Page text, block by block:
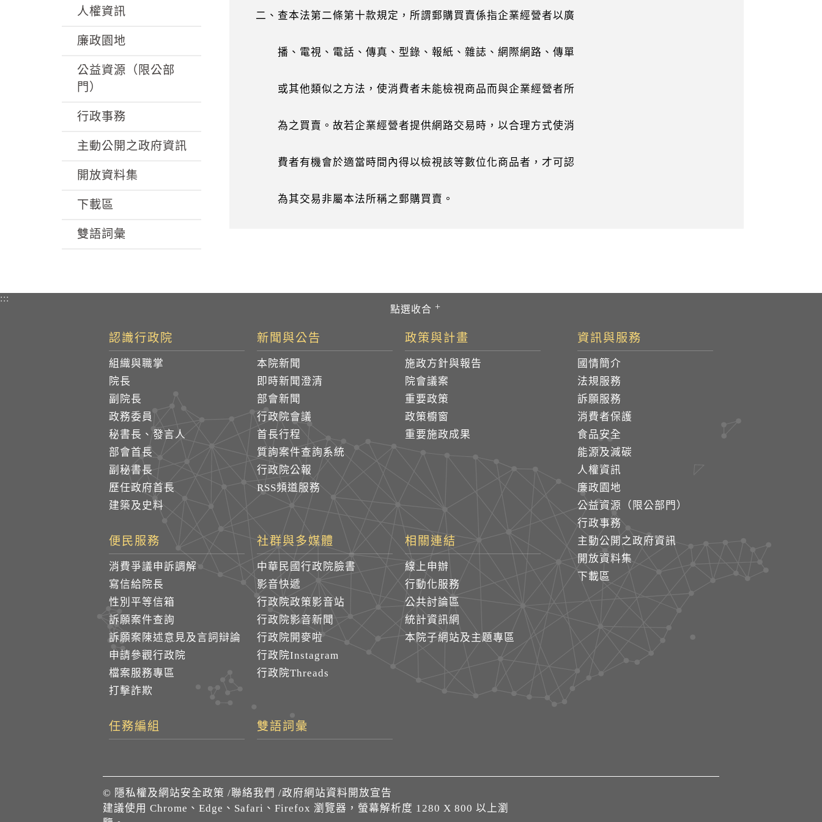
人權資訊
廉政園地
公益資源（限公部
門）
行政事務
主動公開之政府資訊
開放資料集
下載區
雙語詞彙
二、查本法第二條第十款規定，所謂郵購買賣係指企業經營者以廣
播、電視、電話、傳真、型錄、報紙、雜誌、網際網路、傳單
或其他類似之方法，使消費者未能檢視商品而與企業經營者所
為之買賣。故若企業經營者提供網路交易時，以合理方式使消
費者有機會於適當時間內得以檢視該等數位化商品者，才可認
為其交易非屬本法所稱之郵購買賣。
:::
認識行政院
組織與職掌
院長
副院長
政務委員
秘書長、發言人
部會首長
副秘書長
歷任政府首長
建築及史料
新聞與公告
本院新聞
即時新聞澄清
部會新聞
行政院會議
首長行程
質詢案件查詢系統
行政院公報
RSS頻道服務
政策與計畫
施政方針與報告
院會議案
重要政策
政策櫥窗
重要施政成果
資訊與服務
國情簡介
法規服務
訴願服務
消費者保護
食品安全
能源及減碳
人權資訊
廉政園地
公益資源（限公部門）
行政事務
主動公開之政府資訊
開放資料集
下載區
便民服務
消費爭議申訴調解
寫信給院長
性別平等信箱
訴願案件查詢
訴願案陳述意見及言詞辯論
申請參觀行政院
檔案服務專區
打擊詐欺
社群與多媒體
中華民國行政院臉書
影音快遞
行政院政策影音站
行政院影音新聞
行政院開麥啦
行政院Instagram
行政院Threads
相關連結
線上申辦
行動化服務
公共討論區
統計資訊網
本院子網站及主題專區
任務編組 雙語詞彙
© 隱私權及網站安全政策 /聯絡我們 /政府網站資料開放宣告
建議使用 Chrome、Edge、Safari、Firefox 瀏覽器，螢幕解析度 1280 X 800 以上瀏